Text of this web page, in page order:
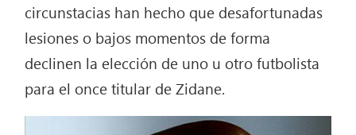
circunstacias han hecho que desafortunadas
lesiones o bajos momentos de forma
declinen la elección de uno u otro futbolista
para el once titular de Zidane.